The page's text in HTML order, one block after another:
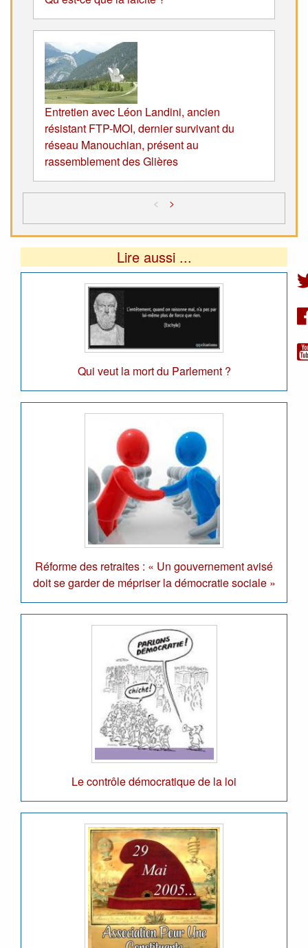
Entretien avec Léon Landini, ancien
résistant FTP-MOI, dernier survivant du
réseau Manouchian, présent au
rassemblement des Glières
< >
Lire aussi ...
Qui veut la mort du Parlement ?
Réforme des retraites : « Un gouvernement avisé
doit se garder de mépriser la démocratie sociale »
Le contrôle démocratique de la loi